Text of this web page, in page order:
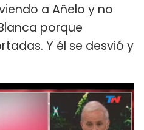
a Añelo y no
porque
Y él se desvió y